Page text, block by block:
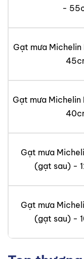
-
Gạt mưa Michelin
Gạt mưa Michelin
Gạt mưa
(gạt sau) -
Gạt mưa
(gạt sau) -